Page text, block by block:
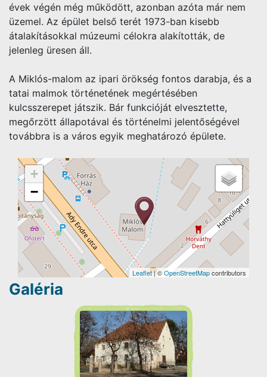
évek végén még működött, azonban azóta már nem
üzemel. Az épület belső terét 1973-ban kisebb
átalakításokkal múzeumi célokra alakították, de
jelenleg üresen áll.
A Miklós-malom az ipari örökség fontos darabja, és a
tatai malmok történetének megértésében
kulcsszerepet játszik. Bár funkcióját elvesztette,
megőrzött állapotával és történelmi jelentőségével
továbbra is a város egyik meghatározó épülete.
+
−
Leaflet| ©OpenStreetMapcontributors
Galéria